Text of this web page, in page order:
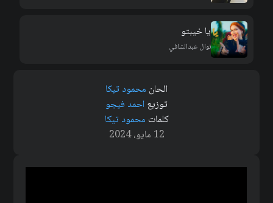
يا خيبتو
نوال عبدالشافي
الحان محمود تيكا
توزيع احمد فيجو
كلمات محمود تيكا
12 مايو، 2024